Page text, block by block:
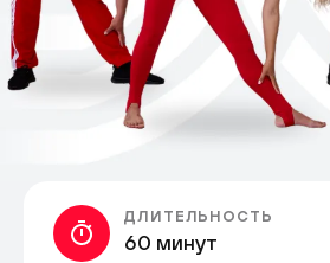
ДЛИТЕЛЬНОСТЬ
60 минут